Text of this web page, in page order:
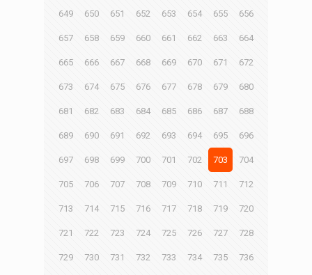
649 650 651 652 653 654 655 656
657 658 659 660 661 662 663 664
665 666 667 668 669 670 671 672
673 674 675 676 677 678 679 680
681 682 683 684 685 686 687 688
689 690 691 692 693 694 695 696
697 698 699 700 701 702 703 704
705 706 707 708 709 710 711 712
713 714 715 716 717 718 719 720
721 722 723 724 725 726 727 728
729 730 731 732 733 734 735 736